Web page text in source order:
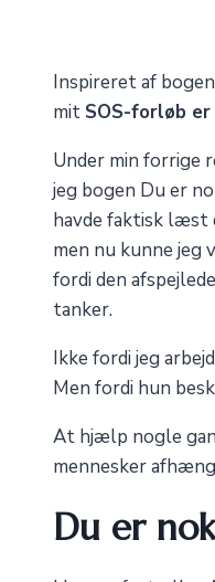
Inspireret af bogen
mit SOS-forløb
Under min
jeg bogen Du er
havde faktisk læst
men nu kunne jeg
fordi den
tanker.
Ikke fordi jeg
Men fordi hun
At hjælp nogle
mennesker
Du er nok